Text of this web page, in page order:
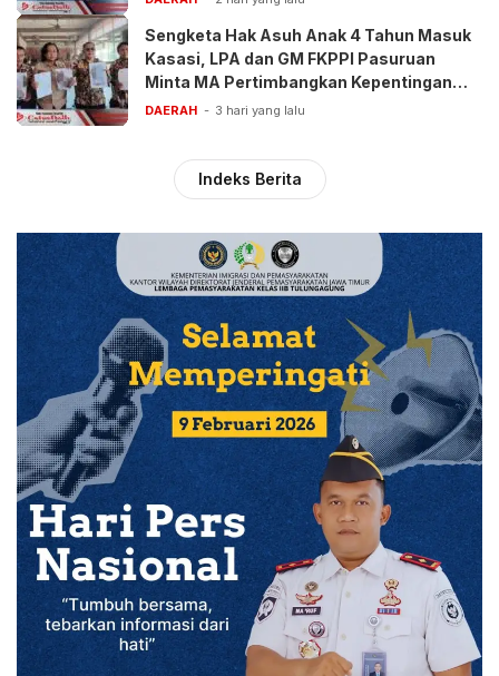
Sengketa Hak Asuh Anak 4 Tahun Masuk
Kasasi, LPA dan GM FKPPI Pasuruan
Minta MA Pertimbangkan Kepentingan
Anak
DAERAH 3 hari yang lalu
Indeks Berita